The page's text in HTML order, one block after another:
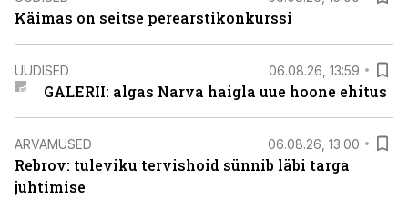
Käimas on seitse perearstikonkurssi
UUDISED 06.08.26, 13:59
GALERII: algas Narva haigla uue hoone ehitus
ARVAMUSED 06.08.26, 13:00
Rebrov: tuleviku tervishoid sünnib läbi targa
juhtimise